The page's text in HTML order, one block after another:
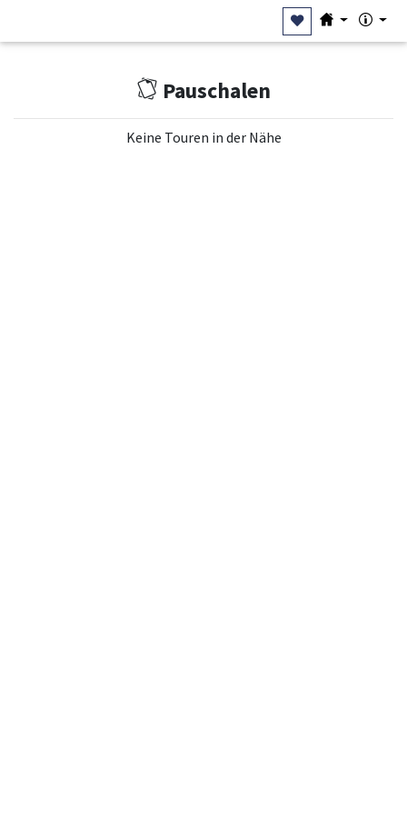
Pauschalen
Keine Touren in der Nähe